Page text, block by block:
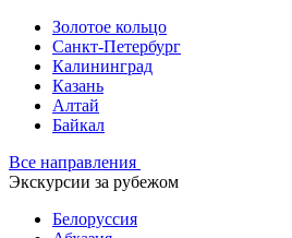
Золотое кольцо
Санкт-Петербург
Калининград
Казань
Алтай
Байкал
Все направления
Экскурсии за рубежом
Белоруссия